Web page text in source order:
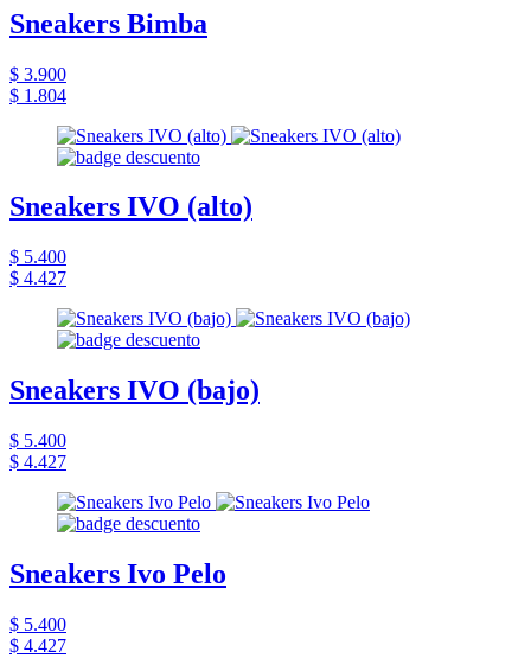
Sneakers Bimba
$ 3.900
$ 1.804
Sneakers IVO (alto)
$ 5.400
$ 4.427
Sneakers IVO (bajo)
$ 5.400
$ 4.427
Sneakers Ivo Pelo
$ 5.400
$ 4.427